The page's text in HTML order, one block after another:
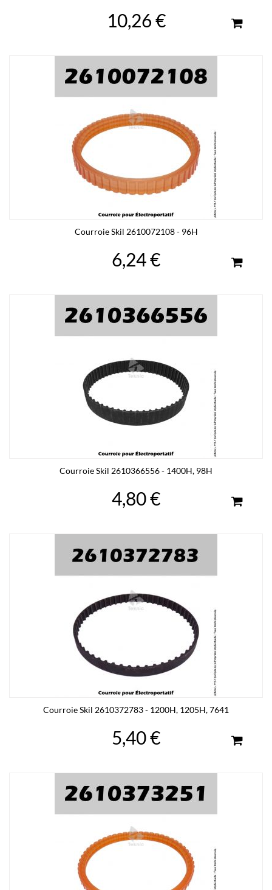
10,26 €
Courroie Skil 2610072108 - 96H
6,24 €
Courroie Skil 2610366556 - 1400H, 98H
4,80 €
Courroie Skil 2610372783 - 1200H, 1205H, 7641
5,40 €